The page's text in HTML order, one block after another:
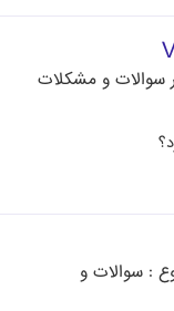
سوالات و مشکلات
: سوالات و